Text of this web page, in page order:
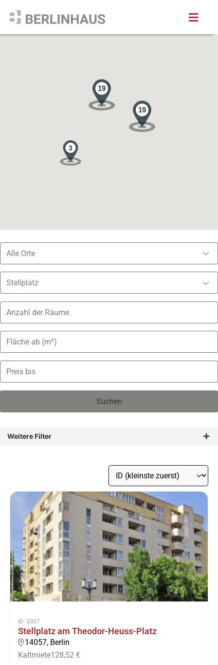
19
19
3
Alle Orte
Stellplatz
Suchen
Weitere Filter
ID: 3307
Stellplatz am Theodor-Heuss-Platz
14057, Berlin
Kaltmiete128,52 €